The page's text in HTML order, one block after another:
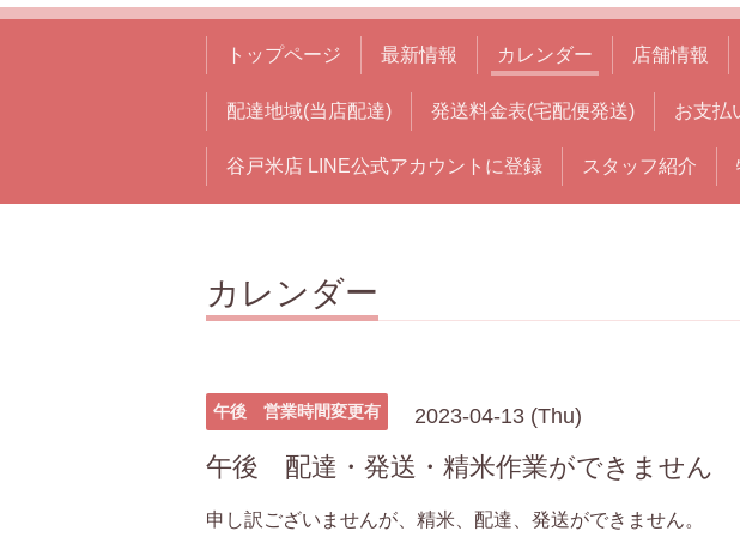
トップページ 最新情報 カレンダー 店舗情報
配達地域(当店配達) 発送料金表(宅配便発送) お支払
谷戸米店 LINE公式アカウントに登録 スタッフ紹介
カレンダー
午後 営業時間変更有 2023-04-13 (Thu)
午後 配達・発送・精米作業ができません
申し訳ございませんが、精米、配達、発送ができません。